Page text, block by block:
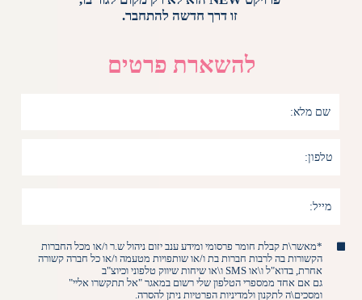
זו דרך חדשה להתחבר.
*מאשר\ת קבלת חומר פרסומי ומידע ענב יזום ניהול ש.ר ו/או מכל החברות
הקשורות בה לרבות חברות בת ו/או שותפויות מטעמה ו/או כל חברה קשורה
אחרת, בדוא"ל ו\או SMS ו\או שיחות שיווק טלפוני וכיוצ"ב
גם אם אחד ממספרי הטלפון שלי רשום במאגר "אל תתקשרו אליי"
ומסכים\ה לתקנון ולמדיניות הפרטיות ניתן להסרה.
להשארת פרטים